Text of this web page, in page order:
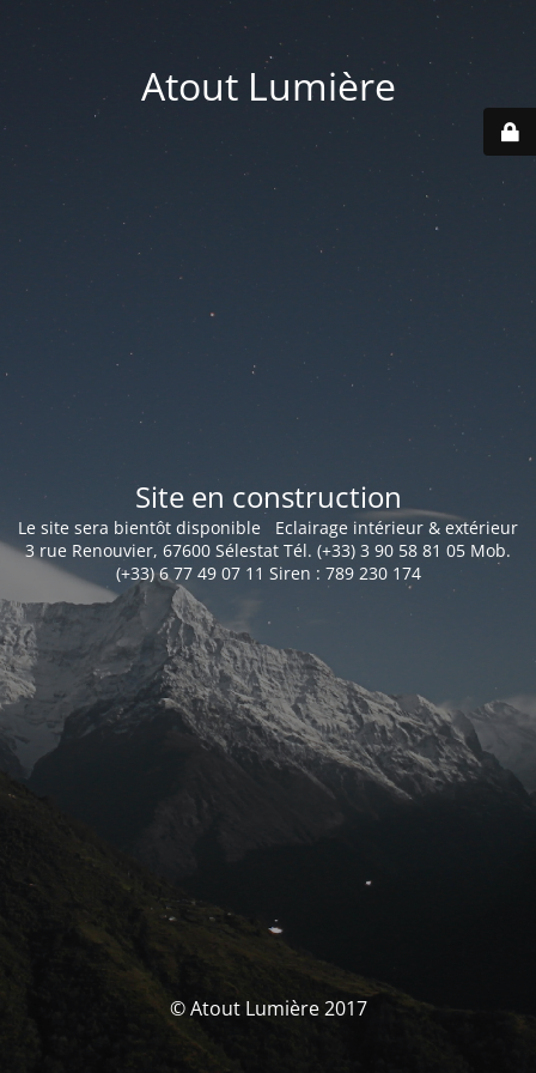
Atout Lumière
Site en construction
Le site sera bientôt disponible Eclairage intérieur & extérieur
3 rue Renouvier, 67600 Sélestat Tél. (+33) 3 90 58 81 05 Mob.
(+33) 6 77 49 07 11 Siren : 789 230 174
© Atout Lumière 2017